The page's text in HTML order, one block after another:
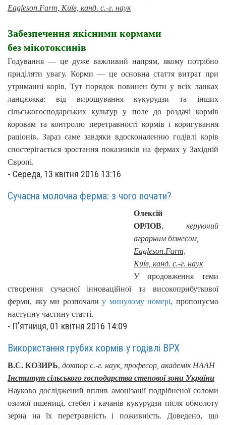
Eagleson.Farm, Київ, канд. с.-г. наук
Забезпечення якісними кормами
без мікотоксинів
Годування — це дуже важливий напрям, якому потрібно
приділяти увагу. Корми — це основна стаття витрат при
утриманні корів. Тут порядок повинен бути у всіх ланках
ланцюжка: від вирощування кукурудзи та інших
сільськогосподарських культур у поле до роздачі кормів
коровам та контролю перетравності кормів і коригування
раціонів. Зараз саме завдяки вдосконаленню годівлі корів
спостерігається зростання показників на фермах у Західній
Європі.
- Середа, 13 квітня 2016 13:16
Сучасна молочна ферма: з чого почати?
Олексій
ОРЛОВ, керуючий
аграрним бізнесом,
Eagleson.Farm,
Київ, канд. с.-г. наук
У продовження теми
створення сучасної інноваційної та високоприбуткової
ферми, яку ми розпочалиу минулому номері, пропонуємо
наступну частину статті.
- П'ятниця, 01 квітня 2016 14:09
Використання грубих кормів у годівлі ВРХ
В.С. КОЗИРЬ, доктор с.-г. наук, професор, академік НААН
Інститут сільського господарства степової зони України
Науково досліджений вплив амонізації подрібненої соломи
озимої пшениці, стебел і качанів кукурудзи після обмолоту
зерна на їх перетравність і поживність. Доведено, що